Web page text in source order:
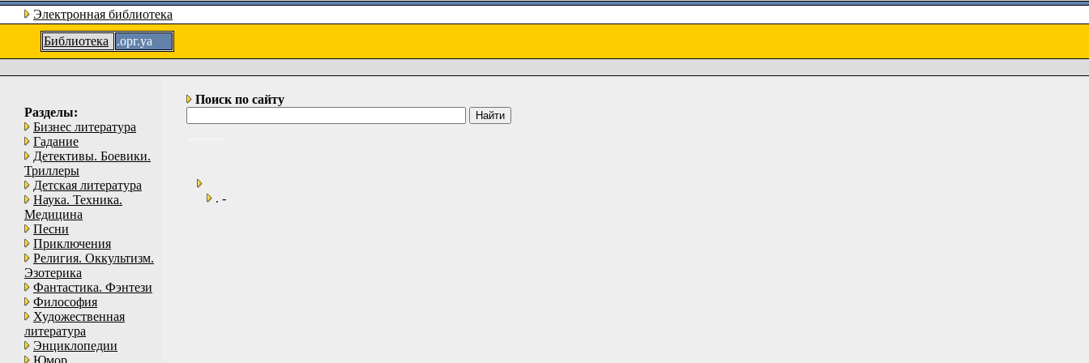
Электронная библиотека
Библиотека
.орг.уа
Разделы:
Бизнес литература
Гадание
Детективы. Боевики.
Триллеры
Детская литература
Наука. Техника.
Медицина
Песни
Приключения
Религия. Оккультизм.
Эзотерика
Фантастика. Фэнтези
Философия
Художественная
литература
Энциклопедии
Юмор
Поиск по сайту
. -